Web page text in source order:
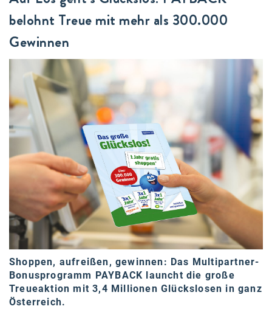
Kinderwunschzentrum
LWND
Mastercard
NEOH
Nespresso
Neudoerfler
OBI
Oral-B
PAYBACK
Planted
PwC
belohnt Treue mit mehr als 300.000
Gewinnen
Shoppen, aufreißen, gewinnen: Das Multipartner-
Bonusprogramm PAYBACK launcht die große
Treueaktion mit 3,4 Millionen Glückslosen in ganz
Österreich.